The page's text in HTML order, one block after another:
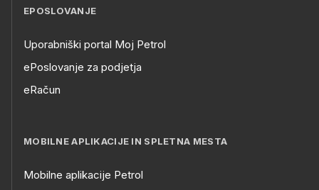
EPOSLOVANJE
Uporabniški portal Moj Petrol
ePoslovanje za podjetja
eRačun
MOBILNE APLIKACIJE IN SPLETNA MESTA
Mobilne aplikacije Petrol